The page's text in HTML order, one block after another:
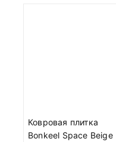
Ковровая плитка
Bonkeel Space Beige